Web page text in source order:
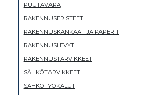
PUUTAVARA
RAKENNUSERISTEET
RAKENNUSKANKAAT JA PAPERIT
RAKENNUSLEVYT
RAKENNUSTARVIKKEET
SÄHKÖTARVIKKEET
SÄHKÖTYÖKALUT